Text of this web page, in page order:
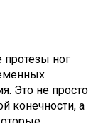
протезы ног
Это не просто
конечности, а